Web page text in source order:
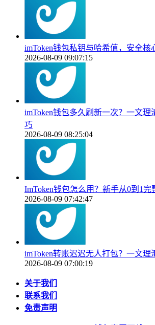
imToken钱包私钥与哈希值，安全核
2026-08-09 09:07:15
imToken钱包多久刷新一次？一文理
巧
2026-08-09 08:25:04
ImToken钱包怎么用？新手从0到1完
2026-08-09 07:42:47
imToken转账迟迟无人打包？一文理
2026-08-09 07:00:19
关于我们
联系我们
免责声明